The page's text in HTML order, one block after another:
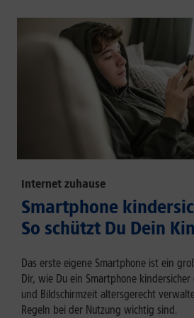
Internet zuhause
Smartphone
So schützt Du Dein
Das erste eigene Smartphone ist ein
Dir, wie Du ein Smartphone
und Bildschirmzeit altersgerecht
Regeln bei der Nutzung wichtig sind.